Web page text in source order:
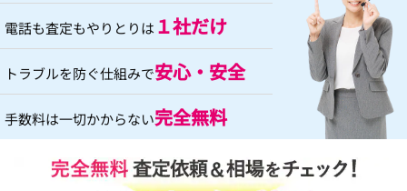
電話も査定もやりとりは １社だけ
トラブルを防ぐ仕組みで安心・安全
手数料は一切かからない完全無料